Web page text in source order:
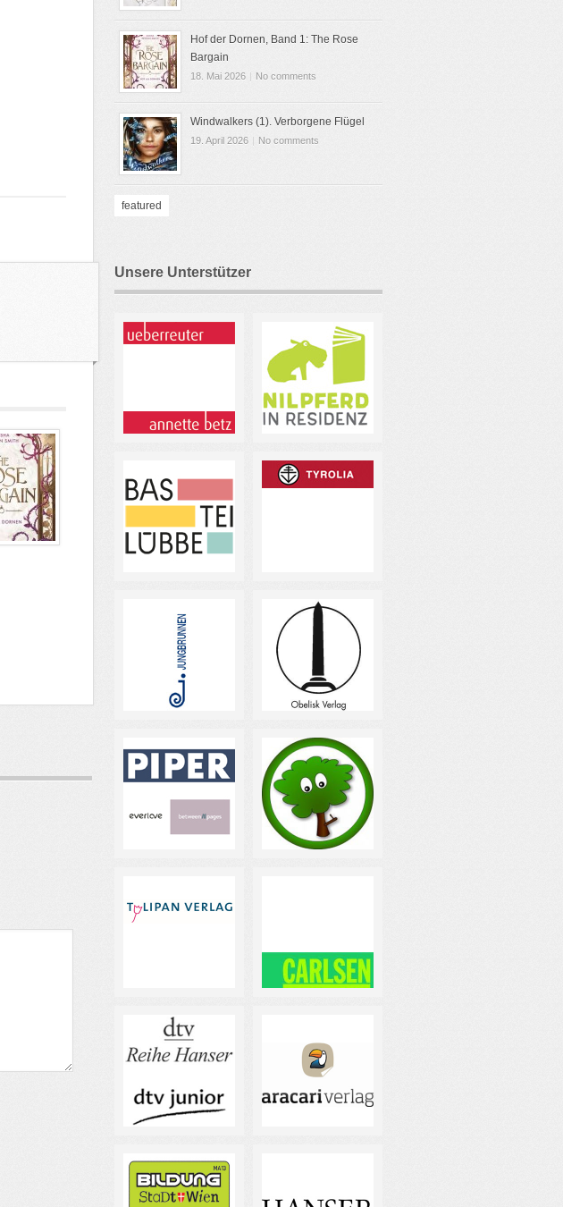
Hof der Dornen, Band 1: The Rose
Bargain
18. Mai 2026 | No comments
Windwalkers (1). Verborgene Flügel
19. April 2026 | No comments
featured
Unsere Unterstützer